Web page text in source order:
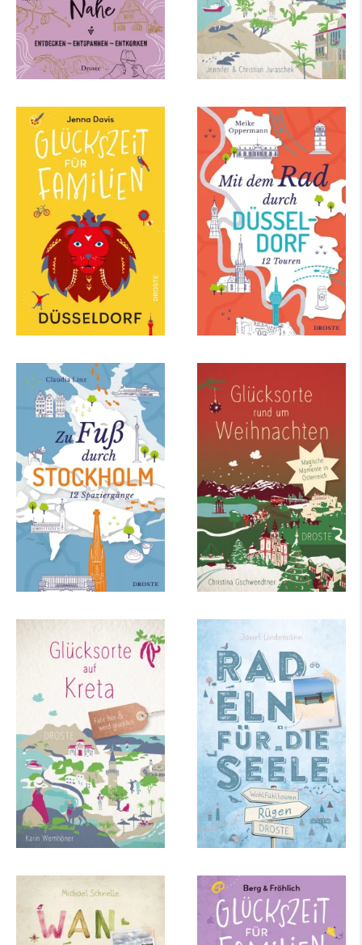
Jenna Davis
Glückszeit für
Familien – Düsseldorf
mehr Infos …
Meike Oppermann
Mit dem Rad durch
Düsseldorf
mehr Infos …
Claudia Linz
Zu Fuß durch
Stockholm
mehr Infos …
Christina Gschwendtner
Glücksorte rund um
Weihnachten in
Österreich
mehr Infos …
Karin Wemhöner
Glücksorte auf Kreta
mehr Infos …
Janet Lindemann
Rügen. Mit
Hiddensee. Radeln für
die Seele
mehr Infos …
Michael Schnelle
Lüneburger Heide.
Wandern für die
Daniela Berg, Mareike
Fröhlich
Glückszeit für